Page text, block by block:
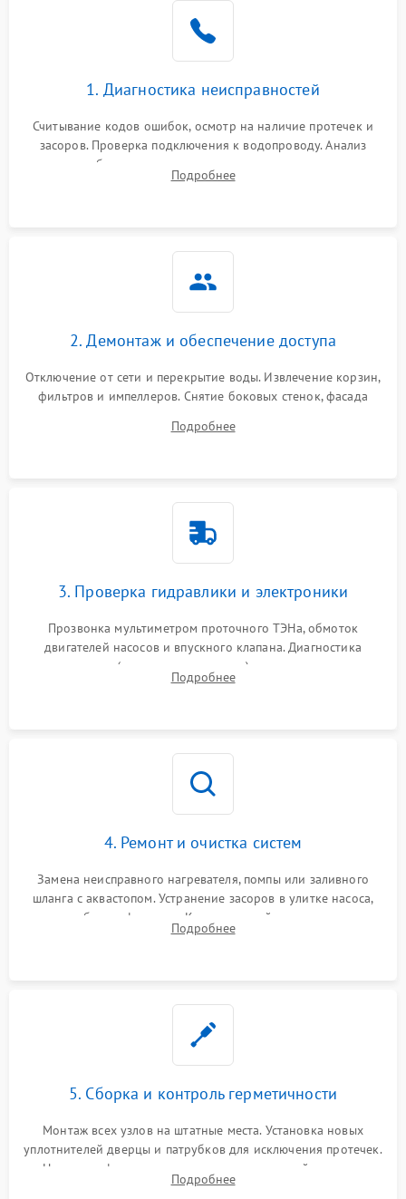
Проблемы с1. Диагностика неисправностей
Считывание кодов ошибок, осмотр на наличие протечек и
засоров. Проверка подключения к водопроводу. Анализ
жалоб на отсутствие слива, нагрева, вращения
разбрызгивателей или срабатывание системы защиты
Подробнее
2. Демонтаж и обеспечение доступа
Отключение от сети и перекрытие воды. Извлечение корзин,
фильтров и импеллеров. Снятие боковых стенок, фасада
циркуляционному насосу, ТЭНу и сливной помпе.
Подробнее
3. Проверка гидравлики и электроники
Прозвонка мультиметром проточного ТЭНа, обмоток
двигателей насосов и впускного клапана. Диагностика
прессостата (датчика уровня воды), датчика мутности,
концевика дверцы и электронного модуля управления.
Подробнее
4. Ремонт и очистка систем
Замена неисправного нагревателя, помпы или заливного
шланга с аквастопом. Устранение засоров в улитке насоса,
патрубках и фильтрах. Компонентный ремонт платы
управления, восстановление поврежденной проводки.
Подробнее
5. Сборка и контроль герметичности
Монтаж всех узлов на штатные места. Установка новых
уплотнителей дверцы и патрубков для исключения протечек.
Надежная фиксация хомутов гидравлической системы,
сборка корпуса и установка датчика поплавка.
Подробнее